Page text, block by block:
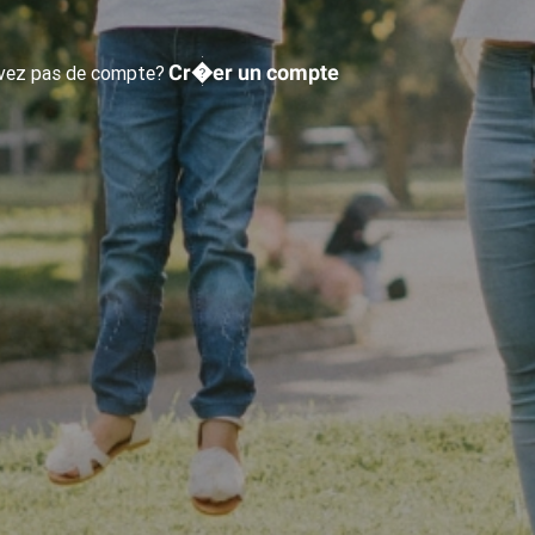
pas de compte?Cr�er un compte